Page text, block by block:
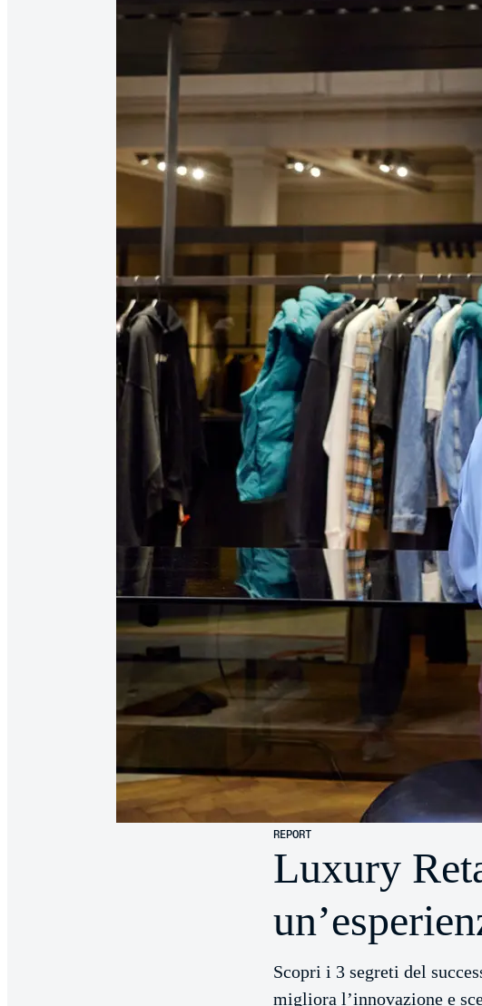
REPORT
Luxury
Scopri i 3 segreti del
migliora l’innovazione e